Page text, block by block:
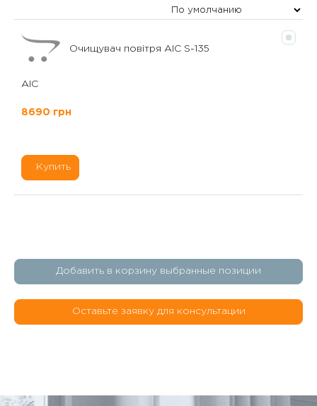
Очищувач повітря AIC S-135
AIC
8690 грн
Купить
Добавить в корзину выбранные позиции
Оставьте заявку для консультации